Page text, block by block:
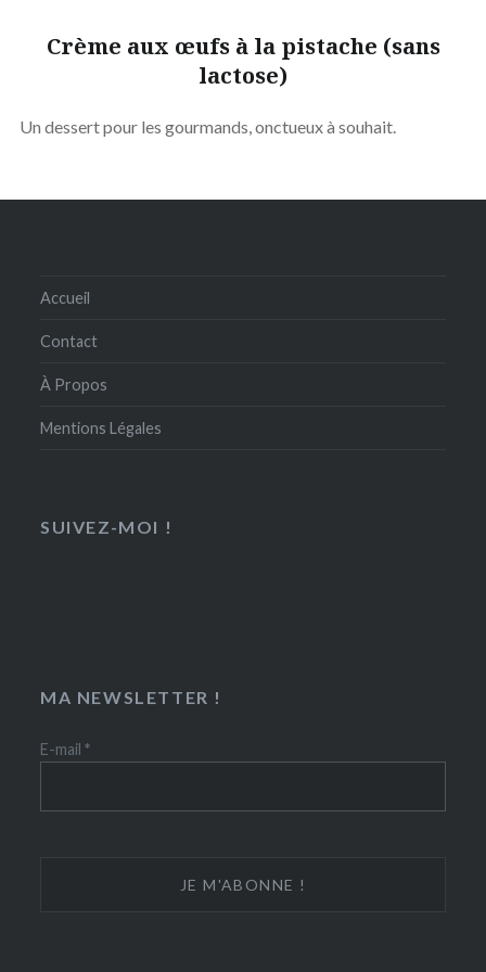
Crème aux œufs à la pistache (sans
lactose)
Un dessert pour les gourmands, onctueux à souhait.
Accueil
Contact
À Propos
Mentions Légales
SUIVEZ-MOI !
MA NEWSLETTER !
E-mail*